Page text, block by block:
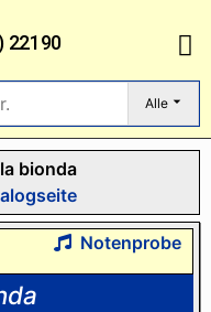
22190
Alle
bionda
Notenprobe